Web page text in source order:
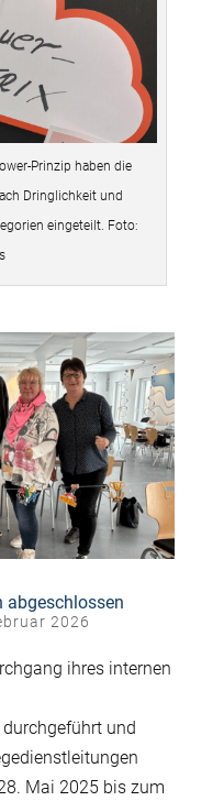
Prinzip haben die
Dringlichkeit und
eingeteilt. Foto:
abgeschlossen
2026
ihres internen
durchgeführt und
Mai 2025 bis zum